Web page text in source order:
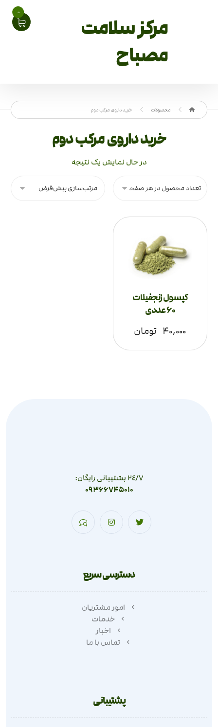
مرکز سلامت
مصباح
0
محصولات خرید داروی مرکب دوم
خرید داروی مرکب دوم
در حال نمایش یک نتیجه
کپسول زنجفیلات
60 عددی
۴۰,۰۰۰ تومان
٢٤/٧ پشتیبانی رایگان:
09366745010
دسترسی سریع
امور مشتریان
خدمات
اخبار
تماس با ما
پشتیبانی